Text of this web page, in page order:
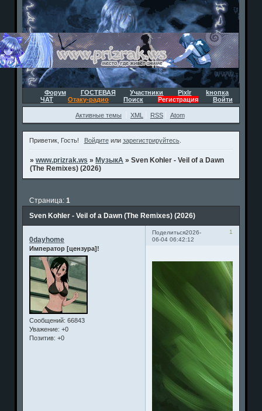
Форум ГОСТЕВАЯ Участники Pixlr
kнопка
ЧАТ
Отаку-радио Поиск Регистрация Войти
Активные темы XML RSS Atom
Приветик, Гость! Войдитеили зарегистрируйтесь.
»www.prizrak.ws » МузыкА »Sven Kohler - Veil of a Dawn
(The Remixes) (2026)
Sven Kohler - Veil of a Dawn (The Remixes) (2026)
Страница:1
Поделиться 1
2026-
06-04 06:42:12
0dayhome
Император [цензура]!
Сообщений: 66843
Уважение: +0
Позитив: +0